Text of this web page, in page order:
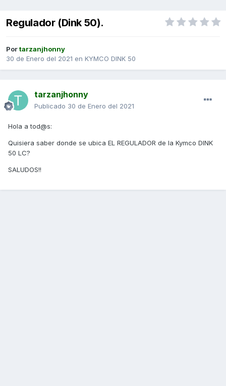
Regulador (Dink 50).
Portarzanjhonny
30 de Enero del 2021 en KYMCO DINK 50
tarzanjhonny
Publicado 30 de Enero del 2021
Hola a tod@s:
Quisiera saber donde se ubica EL REGULADOR de la Kymco DINK
50 LC?
SALUDOS!!